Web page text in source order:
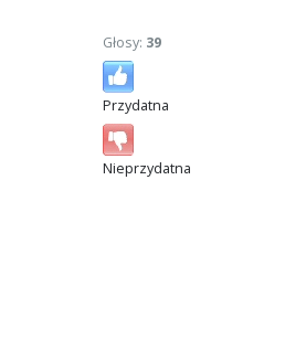
Głosy: 39
Przydatna
Nieprzydatna